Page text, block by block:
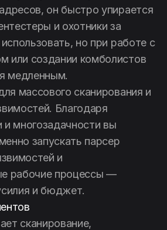
он быстро упирается
и охотники за
но при работе с
или создании комболистов
медленным.
массового сканирования и
Благодаря
и многозадачности вы
запускать парсер
и
рабочие процессы —
и бюджет.
сканирование,